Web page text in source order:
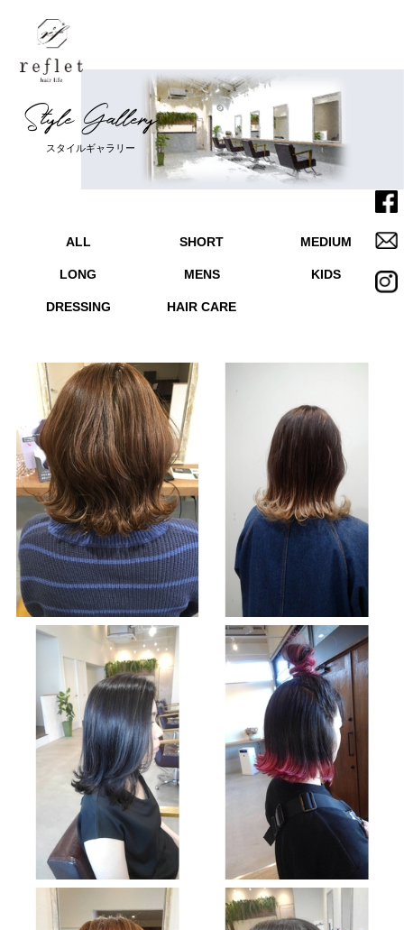
Style Gallery
ス タ イ ルギャ ラ リ ー
Home ホーム
サロン
Staff スタッフ
News ニュース
Blog ブログ
Style スタイル
Movie 映像
EC 商品
お客様の声
Product プロダクト
よくある質問
Contact お問い合わせ
052-693-5788 予約する
ALL SHORT MEDIUM
LONG MENS KIDS
DRESSING HAIR CARE